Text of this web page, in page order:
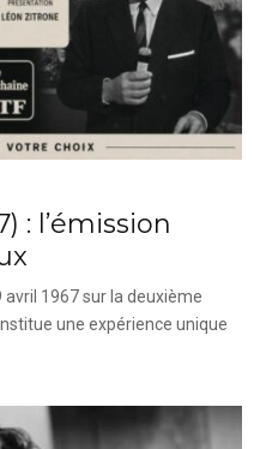
: l’émission
avril 1967 sur la deuxième
une expérience unique